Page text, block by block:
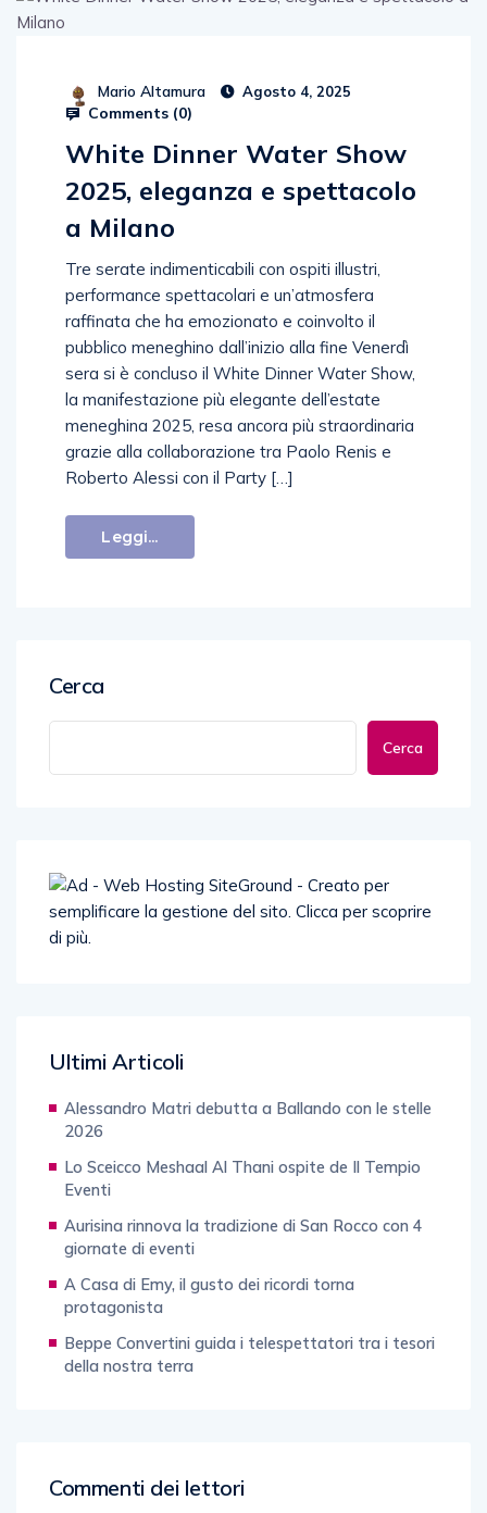
Mario Altamura Agosto 4, 2025
Comments (0)
White Dinner Water Show
2025, eleganza e spettacolo
a Milano
Tre serate indimenticabili con ospiti illustri,
performance spettacolari e un’atmosfera
raffinata che ha emozionato e coinvolto il
pubblico meneghino dall’inizio alla fine Venerdì
sera si è concluso il White Dinner Water Show,
la manifestazione più elegante dell’estate
meneghina 2025, resa ancora più straordinaria
grazie alla collaborazione tra Paolo Renis e
Roberto Alessi con il Party […]
Leggi...
Cerca
Cerca
Ultimi Articoli
Alessandro Matri debutta a Ballando con le stelle
2026
Lo Sceicco Meshaal Al Thani ospite de Il Tempio
Eventi
Aurisina rinnova la tradizione di San Rocco con 4
giornate di eventi
A Casa di Emy, il gusto dei ricordi torna
protagonista
Beppe Convertini guida i telespettatori tra i tesori
della nostra terra
Commenti dei lettori